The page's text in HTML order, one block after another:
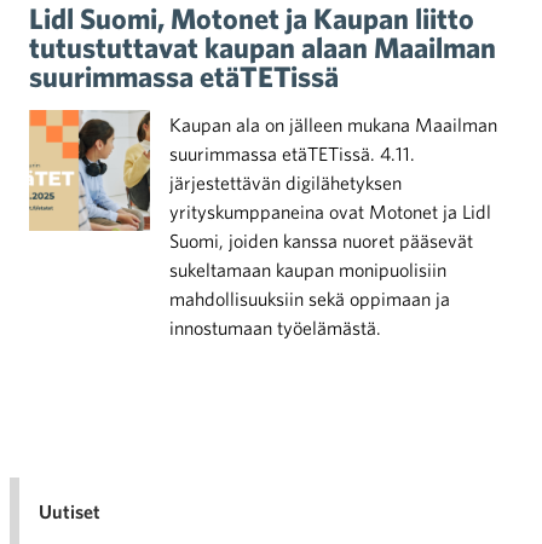
Lidl Suomi, Motonet ja Kaupan liitto
tutustuttavat kaupan alaan Maailman
suurimmassa etäTETissä
Kaupan ala on jälleen mukana Maailman
suurimmassa etäTETissä. 4.11.
järjestettävän digilähetyksen
yrityskumppaneina ovat Motonet ja Lidl
Suomi, joiden kanssa nuoret pääsevät
sukeltamaan kaupan monipuolisiin
mahdollisuuksiin sekä oppimaan ja
innostumaan työelämästä.
Uutiset